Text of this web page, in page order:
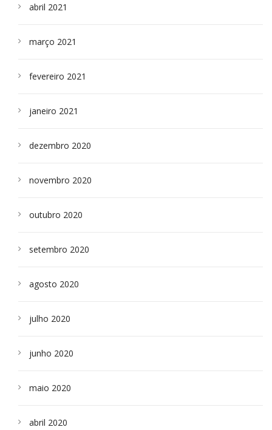
abril 2021
março 2021
fevereiro 2021
janeiro 2021
dezembro 2020
novembro 2020
outubro 2020
setembro 2020
agosto 2020
julho 2020
junho 2020
maio 2020
abril 2020